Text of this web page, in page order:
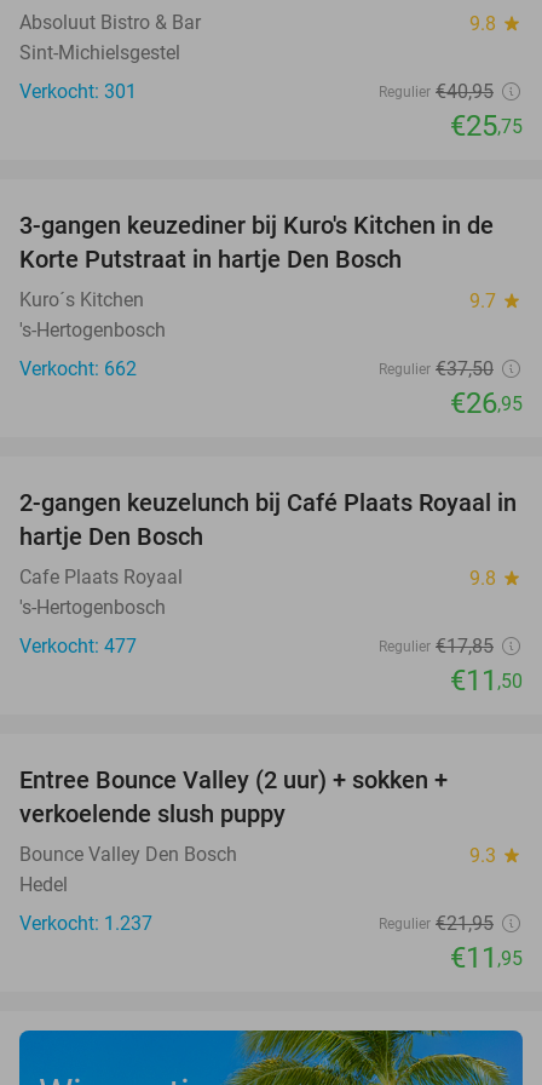
Absoluut Bistro & Bar 9.8 star
Sint-Michielsgestel
Verkocht: 301
Regulier €40,95
€25,75
28%
3-gangen keuzediner bij Kuro's Kitchen in de
Korte Putstraat in hartje Den Bosch
Kuro´s Kitchen 9.7 star
's-Hertogenbosch
Verkocht: 662
Regulier €37,50
€26,95
36%
2-gangen keuzelunch bij Café Plaats Royaal in
hartje Den Bosch
Cafe Plaats Royaal 9.8 star
's-Hertogenbosch
Verkocht: 477
Regulier €17,85
€11 ,50
Entree Bounce Valley (2 uur) + sokken +
verkoelende slush puppy
Bounce Valley Den Bosch 9.3 star
Hedel
Verkocht: 1.237
Regulier €21,95
€11 ,95